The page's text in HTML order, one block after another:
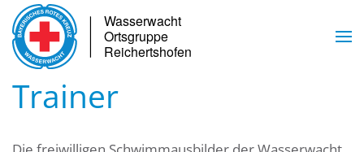
Skip to main content
Trainer